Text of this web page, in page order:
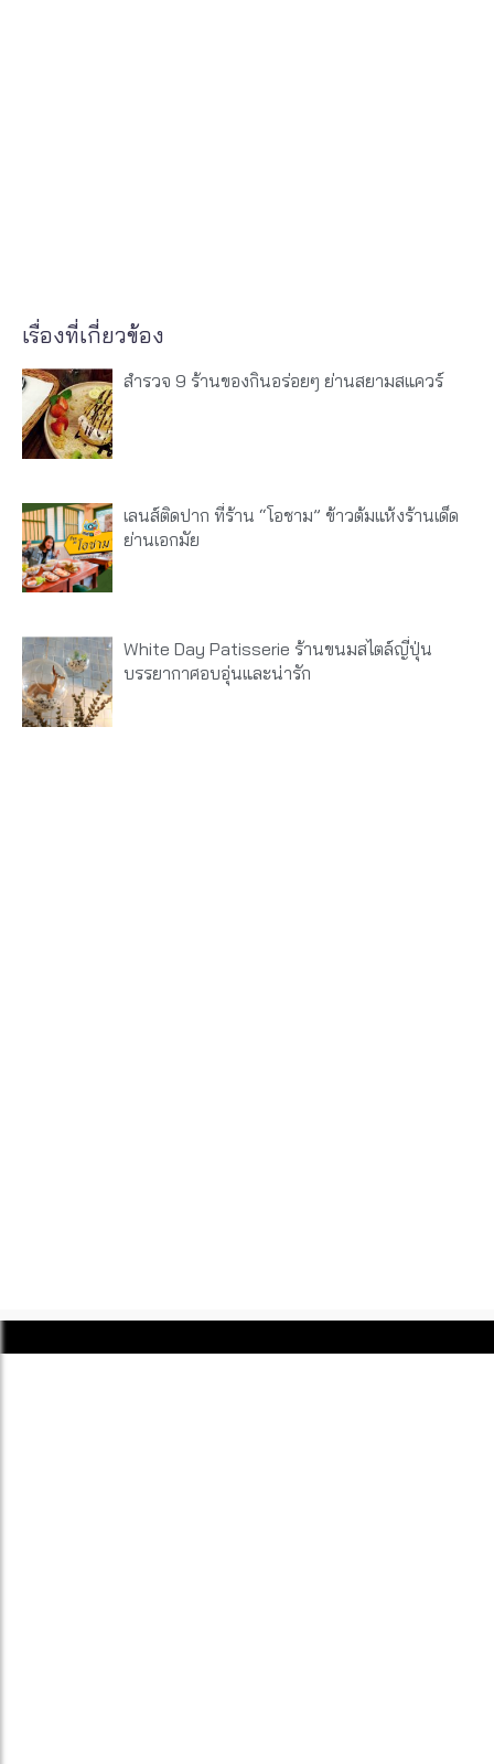
เรื่องที่เกี่ยวข้อง
สำรวจ 9 ร้านของกินอร่อยๆ ย่านสยามสแควร์
เลนส์ติดปาก ที่ร้าน “โอชาม” ข้าวต้มแห้งร้านเด็ด
ย่านเอกมัย
White Day Patisserie ร้านขนมสไตล์ญี่ปุ่น
บรรยากาศอบอุ่นและน่ารัก